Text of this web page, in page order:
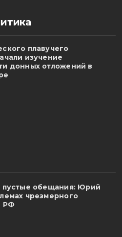
плавучего
изучение
донных отложений в
пустые обещания: Юрий
чрезмерного
РФ